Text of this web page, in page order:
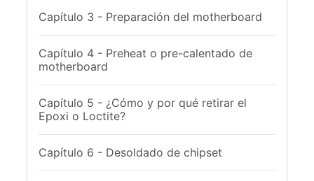
Capítulo 3 - Preparación del motherboard
Capítulo 4 - Preheat o pre-calentado de
motherboard
Capítulo 5 - ¿Cómo y por qué retirar el
Epoxi o Loctite?
Capítulo 6 - Desoldado de chipset